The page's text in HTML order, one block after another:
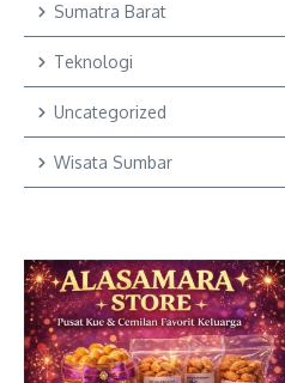
Sumatra Barat
Teknologi
Uncategorized
Wisata Sumbar